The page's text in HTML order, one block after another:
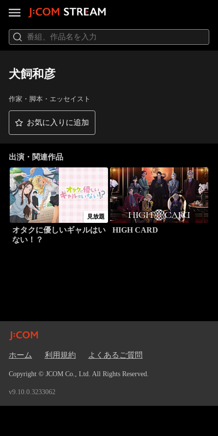
犬飼和彦
作家・脚本・エッセイスト
お気に入りに追加
出演・関連作品
見放題
オタクに優しいギャルはい
ない！？
HIGH CARD
ホーム 利用規約 よくあるご質問
Copyright © JCOM Co., Ltd. All Rights Reserved.
v9.10.0.3233062